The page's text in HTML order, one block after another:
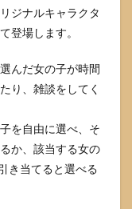
ジナルキャラクタ
登場します。
んだ女の子が時間
り、雑談をしてく
を自由に選べ、そ
か、該当する女の
き当てると選べる